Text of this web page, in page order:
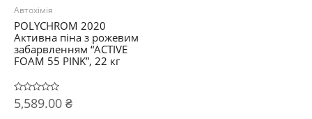
Автохімія
POLYCHROM 2020
Активна піна з рожевим
забарвленням “ACTIVE
FOAM 55 PINK”, 22 кг
Оцінено
в
5,589.00 ₴